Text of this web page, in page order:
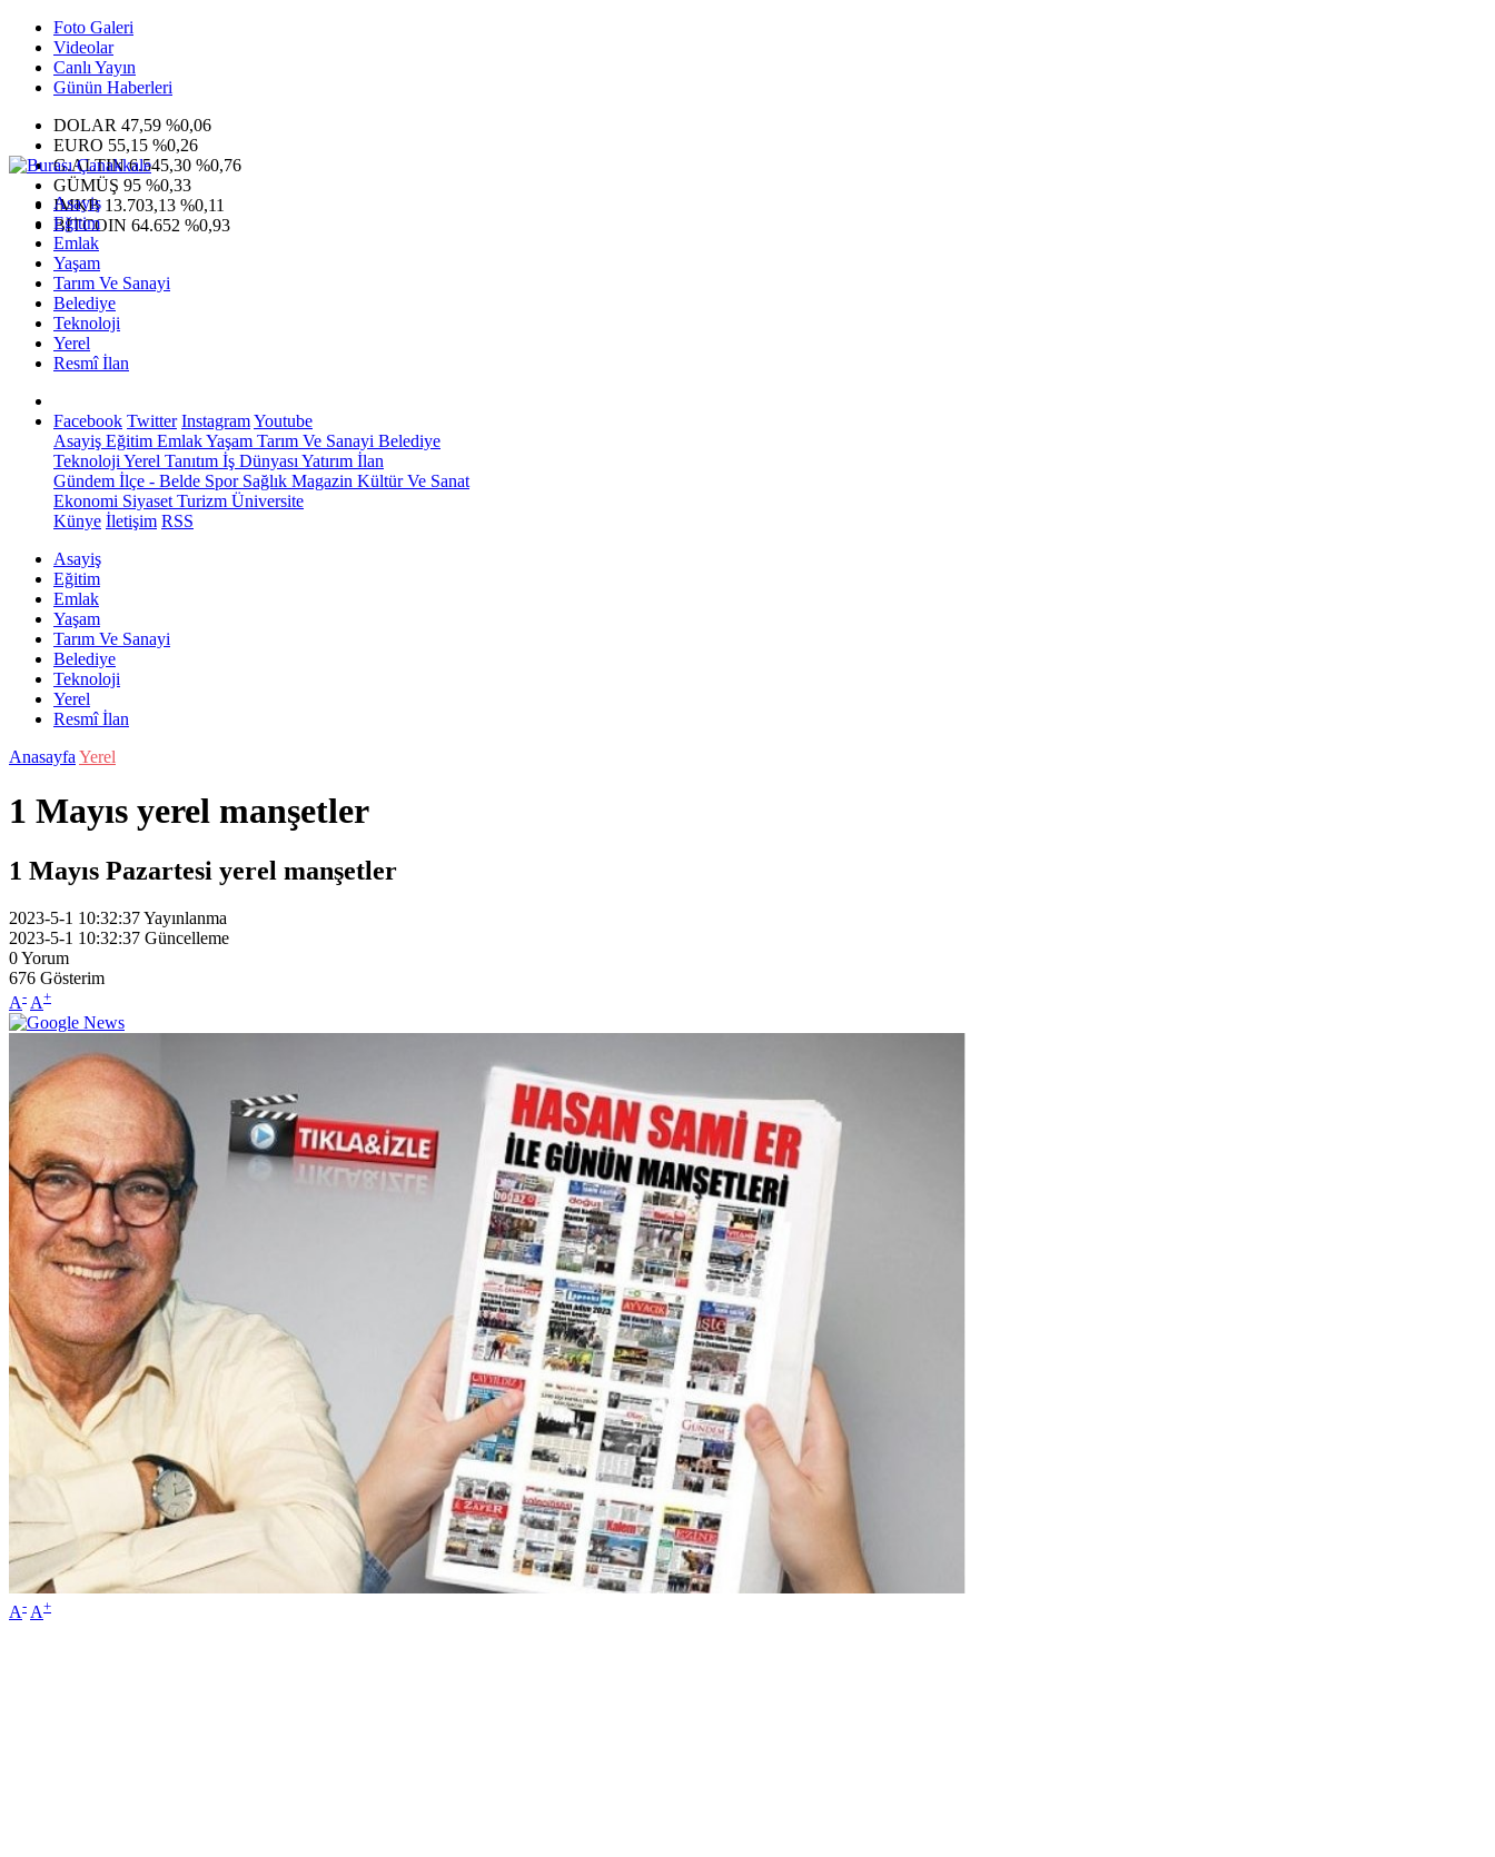
Foto Galeri
Videolar
Canlı Yayın
Günün Haberleri
DOLAR 47,59 %0,06
EURO 55,15 %0,26
G.ALTIN6.545,30 %0,76
GÜMÜŞ 95 %0,33
IMKB 13.703,13 %0,11
BITCOIN 64.652 %0,93
Asayiş
Eğitim
Emlak
Yaşam
Tarım Ve Sanayi
Belediye
Teknoloji
Yerel
Resmî İlan
Facebook Twitter InstagramYoutube
Asayiş Eğitim EmlakYaşam Tarım Ve Sanayi Belediye
Teknoloji Yerel Tanıtım İş Dünyası Yatırım İlan
Gündem İlçe - Belde SporSağlık Magazin Kültür Ve Sanat
Ekonomi Siyaset Turizm Üniversite
Künye İletişim RSS
Asayiş
Eğitim
Emlak
Yaşam
Tarım Ve Sanayi
Belediye
Teknoloji
Yerel
Resmî İlan
Anasayfa Yerel
1 Mayıs yerel manşetler
1 Mayıs Pazartesi yerel manşetler
2023-5-1 10:32:37Yayınlanma
2023-5-1 10:32:37 Güncelleme
0Yorum
676 Gösterim
A- A+
A- A+